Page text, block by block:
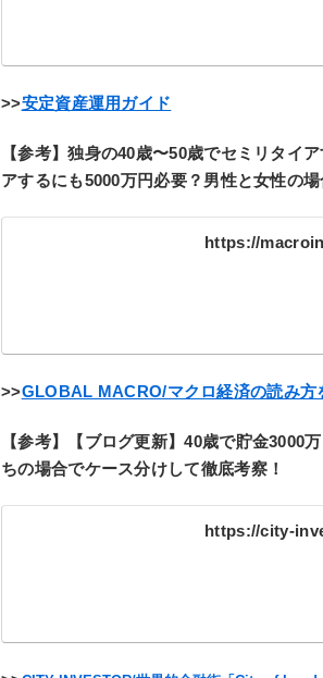
>>安定資産運用ガイド
【参考】独身の40歳〜50歳でセミリタイ
アするにも5000万円必要？男性と女性の
https://
>>GLOBAL MACRO/マクロ経済の読み方
【参考】【ブログ更新】40歳で貯金3000
ちの場合でケース分けして徹底考察！
https://city-